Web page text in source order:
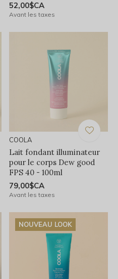
52,00$CA
Avant les taxes
COOLA
Lait fondant illuminateur
pour le corps Dew good
FPS 40 - 100ml
79,00$CA
Avant les taxes
NOUVEAU LOOK